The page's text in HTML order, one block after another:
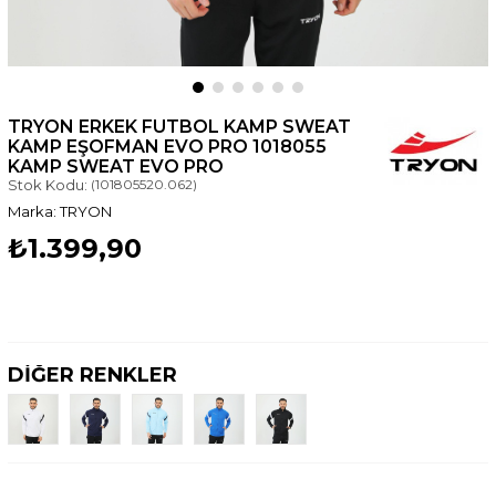
TRYON ERKEK FUTBOL KAMP SWEAT
KAMP EŞOFMAN EVO PRO 1018055
KAMP SWEAT EVO PRO
Stok Kodu: (101805520.062)
TRYON
₺1.399,90
DİĞER RENKLER